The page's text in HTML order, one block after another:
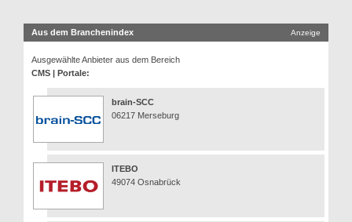
Aus dem Branchenindex Anzeige
Ausgewählte Anbieter aus dem Bereich
CMS | Portale:
brain-SCC
06217 Merseburg
ITEBO
49074 Osnabrück